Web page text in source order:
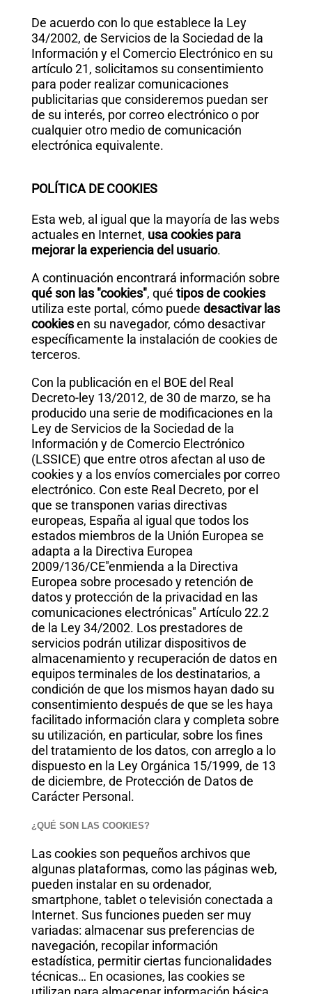
De acuerdo con lo que establece la Ley
34/2002, de Servicios de la Sociedad de la
Información y el Comercio Electrónico en su
artículo 21, solicitamos su consentimiento
para poder realizar comunicaciones
publicitarias que consideremos puedan ser
de su interés, por correo electrónico o por
cualquier otro medio de comunicación
electrónica equivalente.
POLÍTICA DE COOKIES
Esta web, al igual que la mayoría de las webs
actuales en Internet, usa cookies para
mejorar la experiencia del usuario.
A continuación encontrará información sobre
qué son las "cookies", qué tipos de cookies
utiliza este portal, cómo puede desactivar las
cookiesen su navegador, cómo desactivar
específicamente la instalación de cookies de
terceros.
Con la publicación en el BOE del Real
Decreto-ley 13/2012, de 30 de marzo, se ha
producido una serie de modificaciones en la
Ley de Servicios de la Sociedad de la
Información y de Comercio Electrónico
(LSSICE) que entre otros afectan al uso de
cookies y a los envíos comerciales por correo
electrónico. Con este Real Decreto, por el
que se transponen varias directivas
europeas, España al igual que todos los
estados miembros de la Unión Europea se
adapta a la Directiva Europea
2009/136/CE"enmienda a la Directiva
Europea sobre procesado y retención de
datos y protección de la privacidad en las
comunicaciones electrónicas" Artículo 22.2
de la Ley 34/2002. Los prestadores de
servicios podrán utilizar dispositivos de
almacenamiento y recuperación de datos en
equipos terminales de los destinatarios, a
condición de que los mismos hayan dado su
consentimiento después de que se les haya
facilitado información clara y completa sobre
su utilización, en particular, sobre los fines
del tratamiento de los datos, con arreglo a lo
dispuesto en la Ley Orgánica 15/1999, de 13
de diciembre, de Protección de Datos de
Carácter Personal.
¿QUÉ SON LAS COOKIES?
Las cookies son pequeños archivos que
algunas plataformas, como las páginas web,
pueden instalar en su ordenador,
smartphone, tablet o televisión conectada a
Internet. Sus funciones pueden ser muy
variadas: almacenar sus preferencias de
navegación, recopilar información
estadística, permitir ciertas funcionalidades
técnicas… En ocasiones, las cookies se